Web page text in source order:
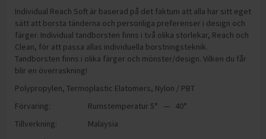
Individual Reach Soft är baserad på det faktum att alla har sitt eget
sätt att borsta tänderna och personliga preferenser i design och
färger. Individual tandborsten finns i två olika storlekar, Reach och
Clean, för att passa allas individuella borstningsteknik.
Tandborsten finns i olika färger och mönster/design. Vilken du får
blir en överraskning!
Polypropylen, Termoplastic Elatomers, Nylon / PBT
Förvaring:
Rumstemperatur 5° — 40°
Tillverkning:
Malaysia